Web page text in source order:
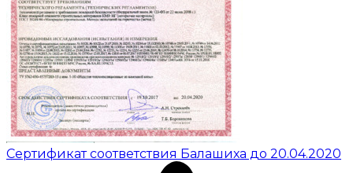
Сертификат соответствия Балашиха до 20.04.2020